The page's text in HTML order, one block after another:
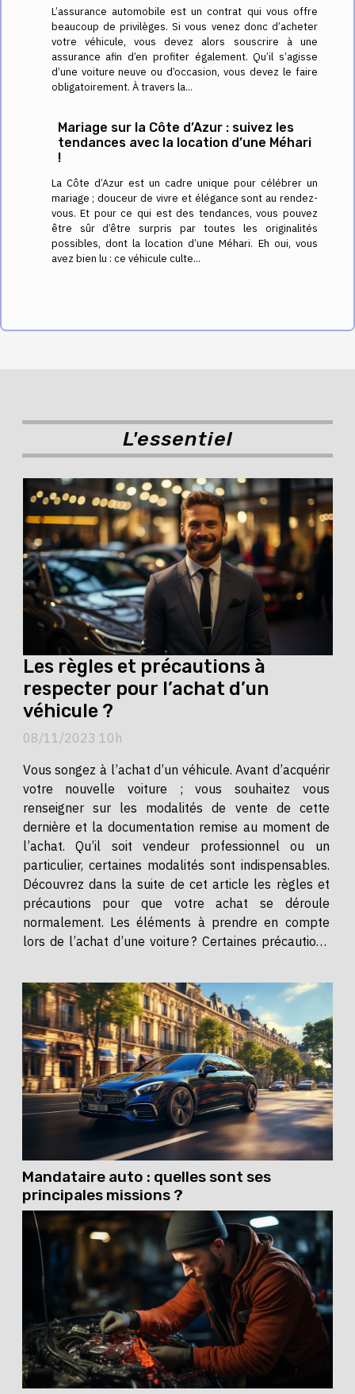
L’assurance automobile est un contrat qui vous offre
beaucoup de privilèges. Si vous venez donc d’acheter
votre véhicule, vous devez alors souscrire à une
assurance afin d’en profiter également. Qu’il s’agisse
d’une voiture neuve ou d’occasion, vous devez le faire
obligatoirement. À travers la...
Mariage sur la Côte d’Azur : suivez les
tendances avec la location d’une Méhari
!
La Côte d’Azur est un cadre unique pour célébrer un
mariage ; douceur de vivre et élégance sont au rendez-
vous. Et pour ce qui est des tendances, vous pouvez
être sûr d’être surpris par toutes les originalités
possibles, dont la location d’une Méhari. Eh oui, vous
avez bien lu : ce véhicule culte...
L'essentiel
Les règles et précautions à
respecter pour l’achat d’un
véhicule ?
08/11/2023 10h
Vous songez à l’achat d’un véhicule. Avant d’acquérir
votre nouvelle voiture ; vous souhaitez vous
renseigner sur les modalités de vente de cette
dernière et la documentation remise au moment de
l’achat. Qu’il soit vendeur professionnel ou un
particulier, certaines modalités sont indispensables.
Découvrez dans la suite de cet article les règles et
précautions pour que votre achat se déroule
normalement. Les éléments à prendre en compte
lors de l’achat d’une voiture ? Certaines précautions
avant l’achat. Ainsi, ce dernier se devra de vérifier...
Mandataire auto : quelles sont ses
principales missions ?